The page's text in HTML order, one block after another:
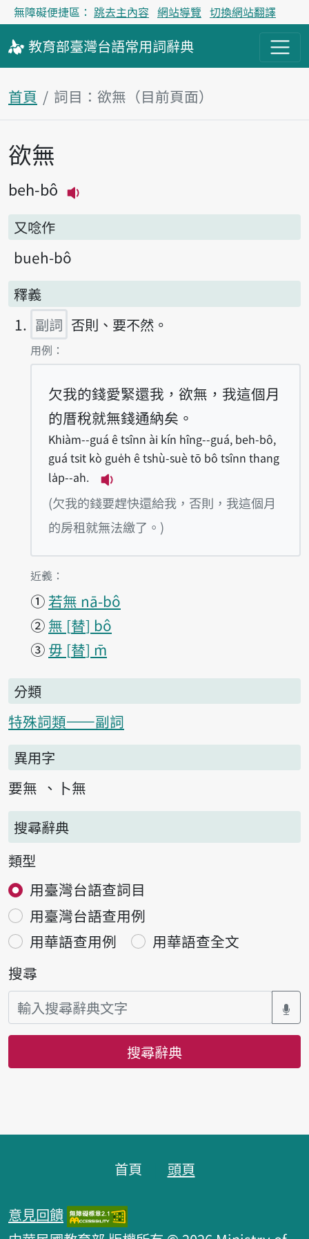
無障礙便捷區： 跳去主內容 網站導覽 切換網站翻譯
教育部臺灣台語常用詞辭典
首頁 詞目：欲無（目前頁面）
主內容區塊
欲無
beh-bô
又唸作
bueh-bô
釋義
副詞 否則、要不然。
第1項釋義的
用例：
欠我的錢愛緊還我，欲無，我這個月
的厝稅就無錢通納矣。
Khiàm--guá ê tsînn ài kín hîng--guá, beh-bô,
guá tsit kò gue̍h ê tshù-suè tō bô tsînn thang
la̍p--ah.
播放例句Khiàm--guá ê tsînn
(欠我的錢要趕快還給我，否則，我這個月
的房租就無法繳了。)
第1項釋義的
近義：
① 若無 nā-bô
② 無 替 bô
③ 毋 替 m̄
分類
特殊詞類——副詞
異用字
要無
卜無
搜尋辭典
類型
用臺灣台語查詞目
用臺灣台語查用例
用華語查用例
用華語查全文
搜尋
搜尋辭典
首頁 頭頁
意見回饋